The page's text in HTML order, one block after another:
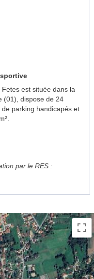
Fetes est située dans la
(01), dispose de 24
parking handicapés et
par le RES :